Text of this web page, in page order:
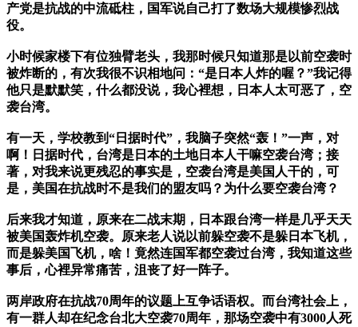
产党是抗战的中流砥柱，国军说自己打了数场大规模惨烈战
役。
小时候家楼下有位独臂老头，我那时候只知道那是以前空袭时
被炸断的，有次我很不识相地问：“是日本人炸的喔？”我记得
他只是默默笑，什么都没说，我心裡想，日本人太可恶了，空
袭台湾。
有一天，学校教到“日据时代”，我脑子突然“轰！”一声，对
啊！日据时代，台湾是日本的土地日本人干嘛空袭台湾；接
著，对我来说更残忍的事实是，空袭台湾是美国人干的，可
是，美国在抗战时不是我们的盟友吗？为什么要空袭台湾？
后来我才知道，原来在二战末期，日本跟台湾一样是几乎天天
被美国轰炸机空袭。原来老人说以前躲空袭不是躲日本飞机，
而是躲美国飞机，啥！竟然连国军都空袭过台湾，我知道这些
事后，心裡异常痛苦，沮丧了好一阵子。
两岸政府在抗战70周年的议题上互争话语权。而台湾社会上，
有一群人却在纪念台北大空袭70周年，那场空袭中有3000人死